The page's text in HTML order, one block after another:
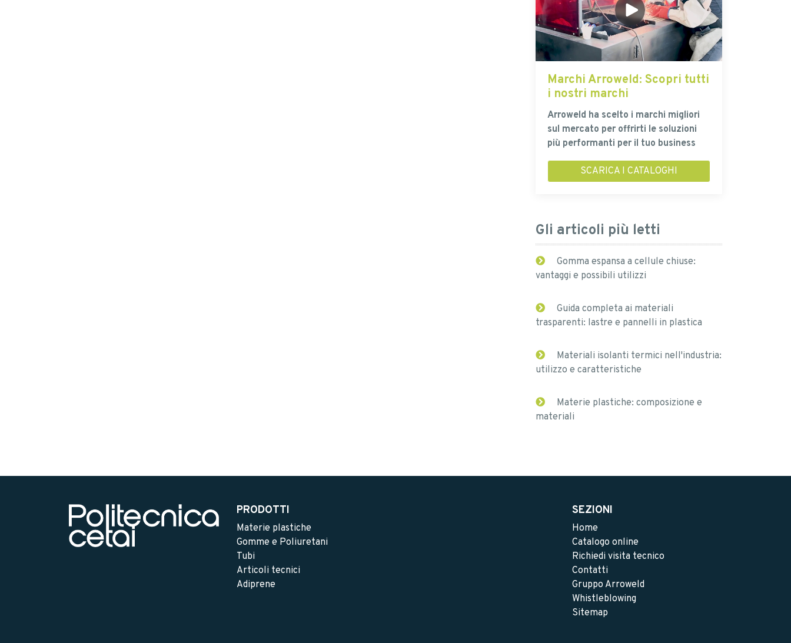
Marchi Arroweld: Scopri tutti
i nostri marchi
Arroweld ha scelto i marchi migliori
sul mercato per offrirti le soluzioni
più performanti per il tuo business
SCARICA I CATALOGHI
Gli articoli più letti
Gomma espansa a cellule chiuse:
vantaggi e possibili utilizzi
Guida completa ai materiali
trasparenti: lastre e pannelli in plastica
Materiali isolanti termici nell'industria:
utilizzo e caratteristiche
Materie plastiche: composizione e
materiali
PRODOTTI
Materie plastiche
Gomme e Poliuretani
Tubi
Articoli tecnici
Adiprene
SEZIONI
Home
Catalogo online
Richiedi visita tecnico
Contatti
Gruppo Arroweld
Whistleblowing
Sitemap